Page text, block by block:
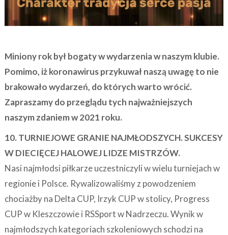
Miniony rok był bogaty w wydarzenia w naszym klubie.
Pomimo, iż koronawirus przykuwał naszą uwagę to nie
brakowało wydarzeń, do których warto wrócić.
Zapraszamy do przeglądu tych najważniejszych
naszym zdaniem w 2021 roku.
10. TURNIEJOWE GRANIE NAJMŁODSZYCH. SUKCESY
W DIECIĘCEJ HALOWEJ LIDZE MISTRZÓW.
Nasi najmłodsi piłkarze uczestniczyli w wielu turniejach w
regionie i Polsce. Rywalizowaliśmy z powodzeniem
chociażby na Delta CUP, Irzyk CUP w stolicy, Progress
CUP w Kleszczowie i RSSport w Nadrzeczu. Wynik w
najmłodszych kategoriach szkoleniowych schodzi na